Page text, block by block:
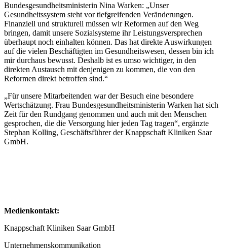
Bundesgesundheitsministerin Nina Warken: „Unser
Gesundheitssystem steht vor tiefgreifenden Veränderungen.
Finanziell und strukturell müssen wir Reformen auf den Weg
bringen, damit unsere Sozialsysteme ihr Leistungsversprechen
überhaupt noch einhalten können. Das hat direkte Auswirkungen
auf die vielen Beschäftigten im Gesundheitswesen, dessen bin ich
mir durchaus bewusst. Deshalb ist es umso wichtiger, in den
direkten Austausch mit denjenigen zu kommen, die von den
Reformen direkt betroffen sind.“
„Für unsere Mitarbeitenden war der Besuch eine besondere
Wertschätzung. Frau Bundesgesundheitsministerin Warken hat sich
Zeit für den Rundgang genommen und auch mit den Menschen
gesprochen, die die Versorgung hier jeden Tag tragen“, ergänzte
Stephan Kolling, Geschäftsführer der Knappschaft Kliniken Saar
GmbH.
Medienkontakt:
Knappschaft Kliniken Saar GmbH
Unternehmenskommunikation